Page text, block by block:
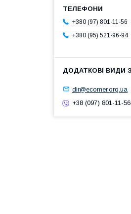
+380 (97) 801-11-56
+380 (95) 521-96-94
dir@ecomer.org.ua
+38 (097) 801-11-56